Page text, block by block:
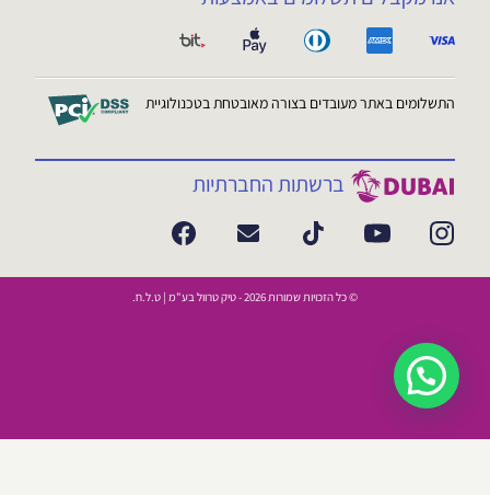
התשלומים באתר מעובדים בצורה מאובטחת בטכנולוגיית
ברשתות החברתיות
© כל הזכויות שמורות 2026 - טיק טרוול בע"מ | ט.ל.ח.